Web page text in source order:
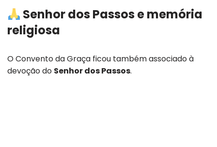
Senhor dos Passos e memória
religiosa
O Convento da Graça ficou também associado à
devoção do Senhor dos Passos.